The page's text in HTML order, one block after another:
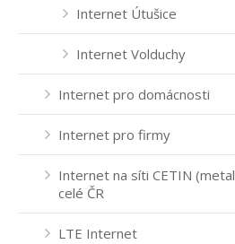
Internet Útušice
Internet Volduchy
Internet pro domácnosti
Internet pro firmy
Internet na síti CETIN
celé ČR
LTE Internet